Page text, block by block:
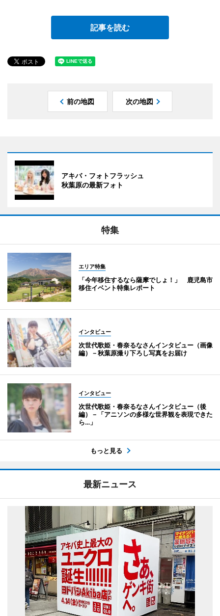
記事を読む
前の地図 次の地図
アキバ・フォトフラッシュ
秋葉原の最新フォト
特集
エリア特集
「今年移住するなら薩摩でしょ！」 鹿児島市
移住イベント特集レポート
インタビュー
次世代歌姫・春奈るなさんインタビュー（画像
編）－秋葉原撮り下ろし写真をお届け
インタビュー
次世代歌姫・春奈るなさんインタビュー（後
編）－「アニソンの多様な世界観を表現できた
ら…」
もっと見る
最新ニュース